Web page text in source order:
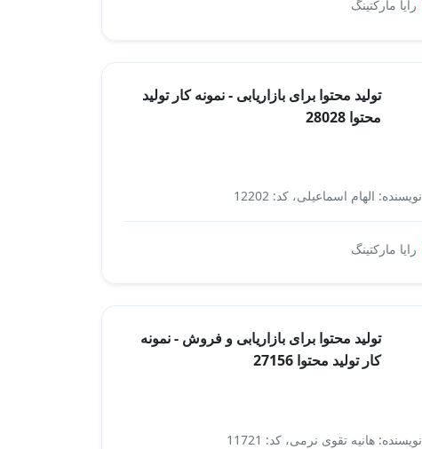
رایا مارکتینگ
تولید محتوا برای بازاریابی - نمونه کار تولید
محتوا 28028
نویسنده: الهام اسماعیلی، کد: 12202
رایا مارکتینگ
تولید محتوا برای بازاریابی و فروش - نمونه
کار تولید محتوا 27156
نویسنده: هانیه تقوی نرمی، کد: 11721